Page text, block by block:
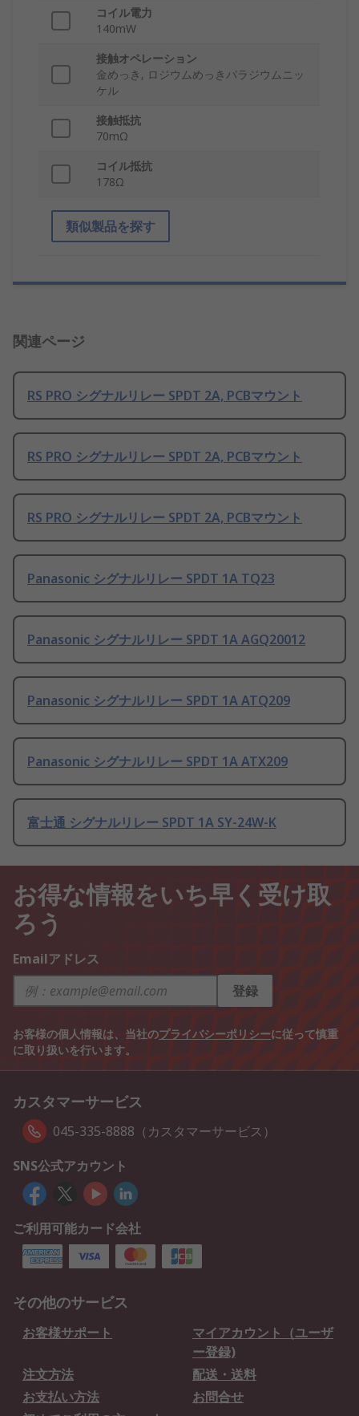
コイル電力
140mW
接触オペレーション
金めっき, ロジウムめっきパラジウムニッ
ケル
接触抵抗
70mΩ
コイル抵抗
178Ω
類似製品を探す
関連ページ
RS PRO シグナルリレー SPDT 2A, PCBマウント
RS PRO シグナルリレー SPDT 2A, PCBマウント
RS PRO シグナルリレー SPDT 2A, PCBマウント
Panasonic シグナルリレー SPDT 1A TQ23
Panasonic シグナルリレー SPDT 1A AGQ20012
Panasonic シグナルリレー SPDT 1A ATQ209
Panasonic シグナルリレー SPDT 1A ATX209
富士通 シグナルリレー SPDT 1A SY-24W-K
お得な情報をいち早く受け取
ろう
Emailアドレス
登録
お客様の個人情報は、当社のプライバシーポリシーに従って慎重
に取り扱いを行います。
カスタマーサービス
045-335-8888（カスタマーサービス）
SNS公式アカウント
ご利用可能カード会社
その他のサービス
お客様サポート
マイアカウント（ユーザ
ー登録)
注文方法
配送・送料
お支払い方法
お問合せ